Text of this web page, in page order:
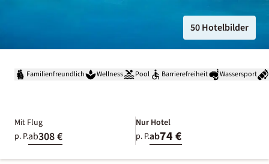
50 Hotelbilder
Familienfreundlich Wellness Pool Barrierefreiheit Wassersport
Mit Flug
p. P.ab308 €
Nur Hotel
p. P.ab74 €